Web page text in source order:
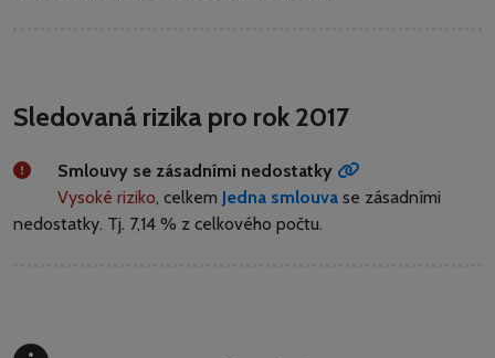
Sledovaná rizika pro rok 2017
Smlouvy se zásadními nedostatky
Vysoké riziko, celkem Jedna smlouva se zásadními
nedostatky. Tj. 7,14 % z celkového počtu.